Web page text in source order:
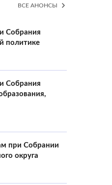
ВСЕ АНОНСЫ
Собрания
политике
Собрания
при Собрании
округа